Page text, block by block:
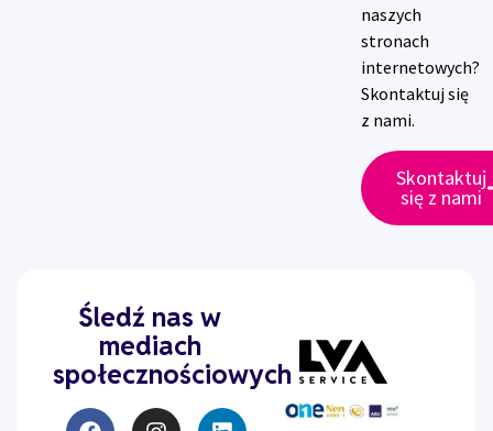
naszych
stronach
internetowych?
Skontaktuj się
z nami.
Skontaktuj
się z nami
Śledź nas w
mediach
społecznościowych